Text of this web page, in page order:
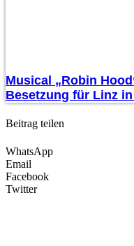
Musical „Robin
Besetzung für Linz
Beitrag teilen
WhatsApp
Email
Facebook
Twitter